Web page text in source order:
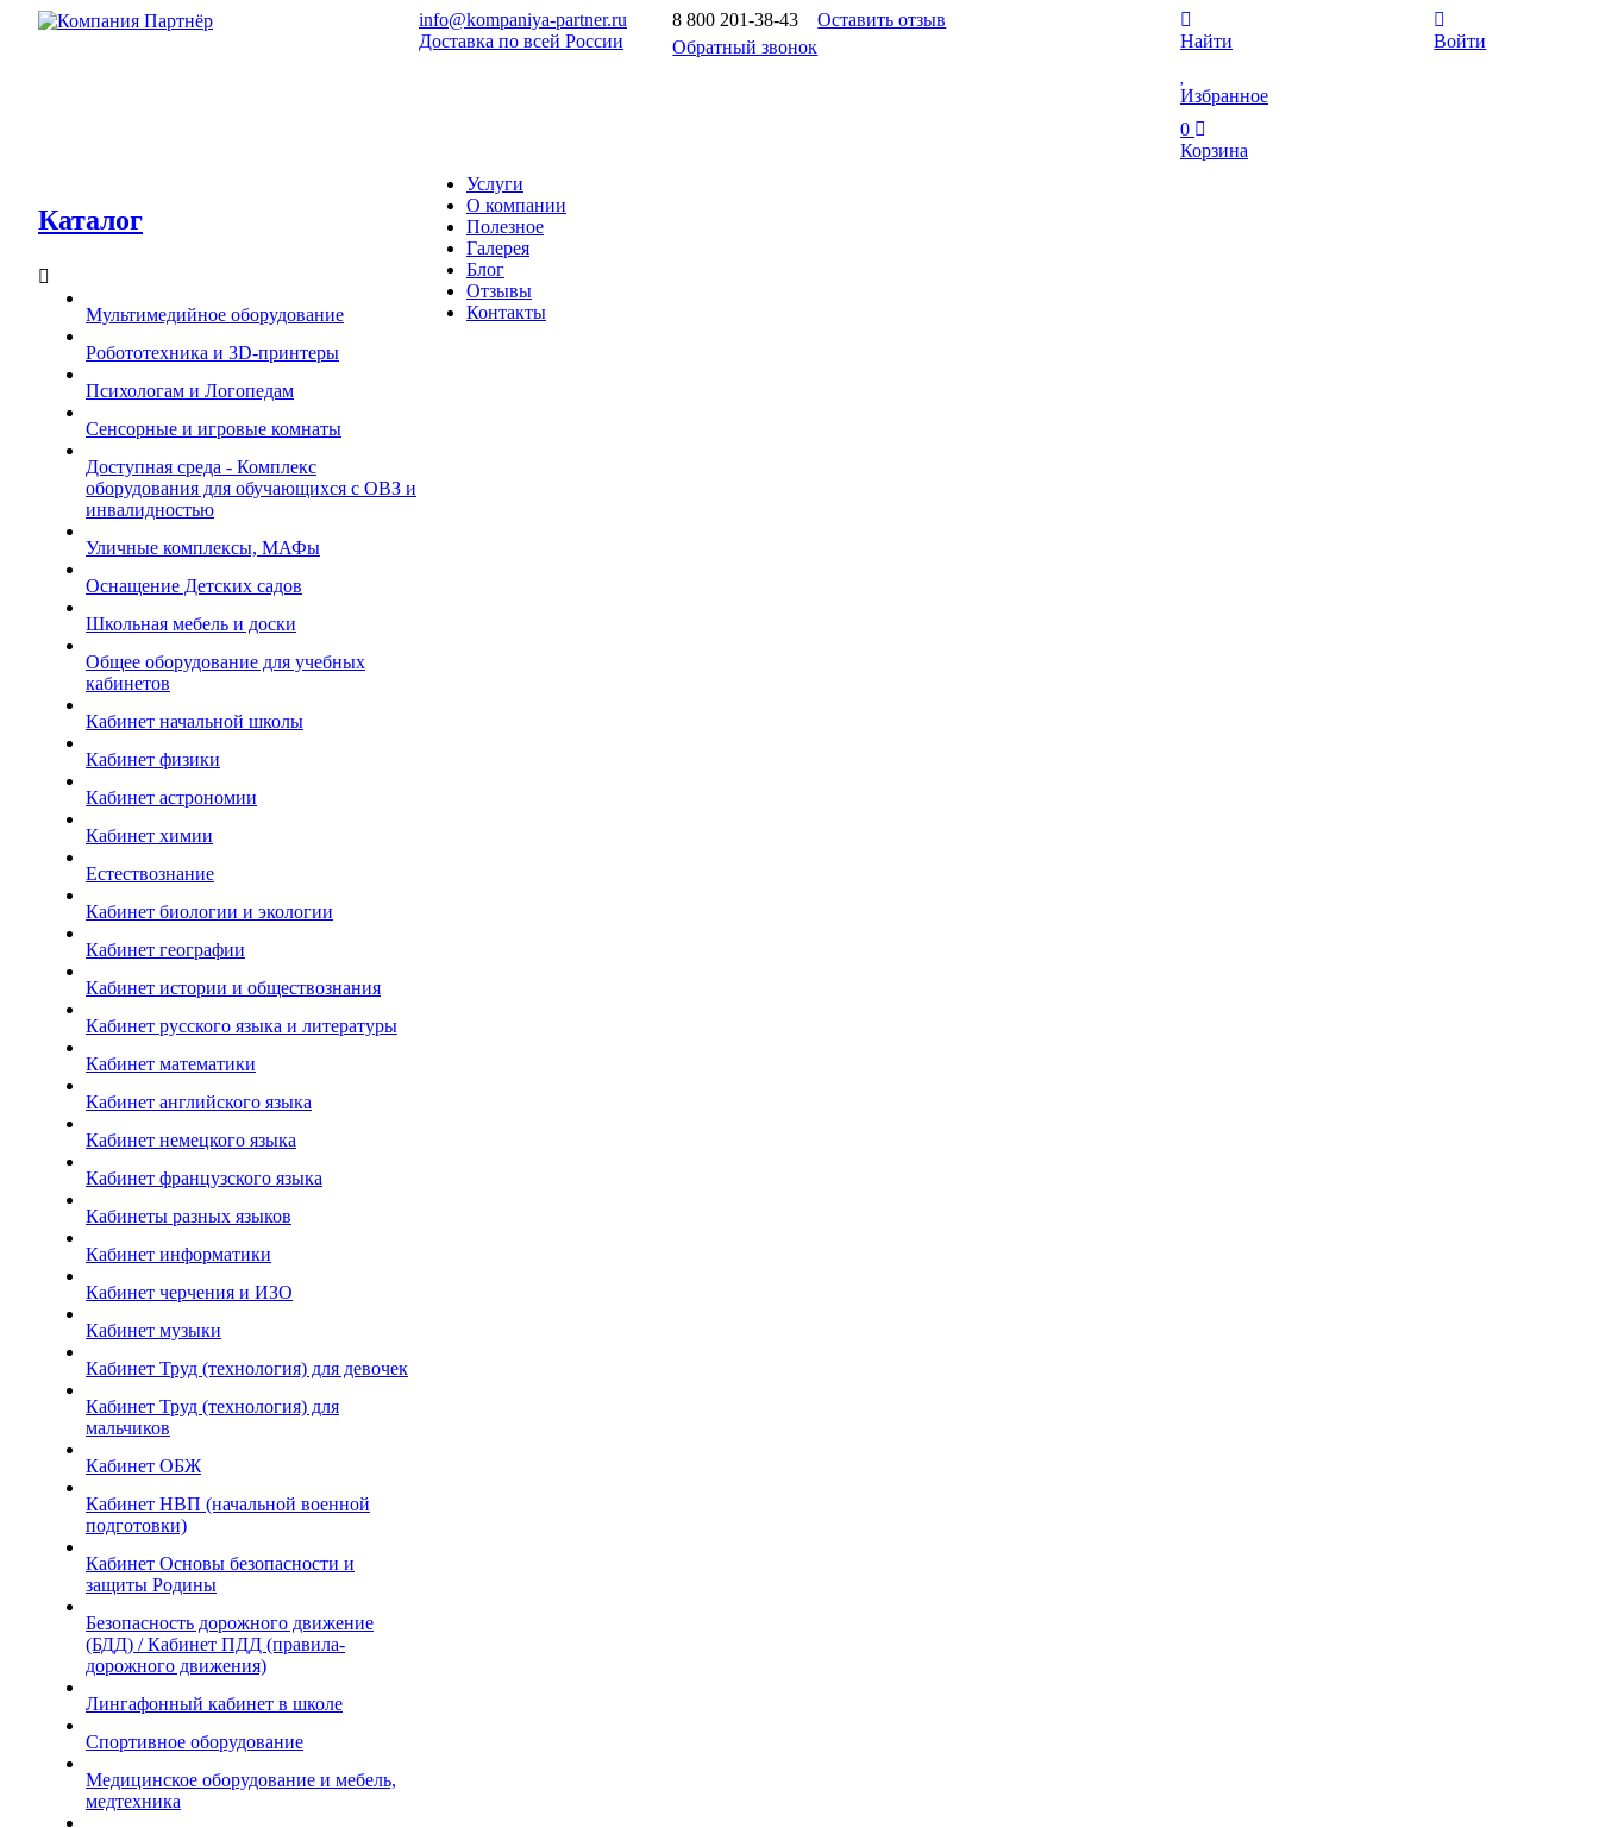
info@kompaniya-partner.ru
Доставка по всей России
8 800 201-38-43
Обратный звонок
Оставить отзыв
Найти
Избранное
0
Корзина
Войти
Каталог
Мультимедийное оборудование
Робототехника и 3D-принтеры
Психологам и Логопедам
Сенсорные и игровые комнаты
Доступная среда - Комплекс
оборудования для обучающихся с ОВЗ и
инвалидностью
Уличные комплексы, МАФы
Оснащение Детских садов
Школьная мебель и доски
Общее оборудование для учебных
кабинетов
Кабинет начальной школы
Кабинет физики
Кабинет астрономии
Кабинет химии
Естествознание
Кабинет биологии и экологии
Кабинет географии
Кабинет истории и обществознания
Кабинет русского языка и литературы
Кабинет математики
Кабинет английского языка
Кабинет немецкого языка
Кабинет французского языка
Кабинеты разных языков
Кабинет информатики
Кабинет черчения и ИЗО
Кабинет музыки
Кабинет Труд (технология) для девочек
Кабинет Труд (технология) для
мальчиков
Кабинет ОБЖ
Кабинет НВП (начальной военной
подготовки)
Кабинет Основы безопасности и
защиты Родины
Безопасность дорожного движение
(БДД) / Кабинет ПДД (правила-
дорожного движения)
Лингафонный кабинет в школе
Спортивное оборудование
Медицинское оборудование и мебель,
медтехника
Услуги
О компании
Полезное
Галерея
Блог
Отзывы
Контакты